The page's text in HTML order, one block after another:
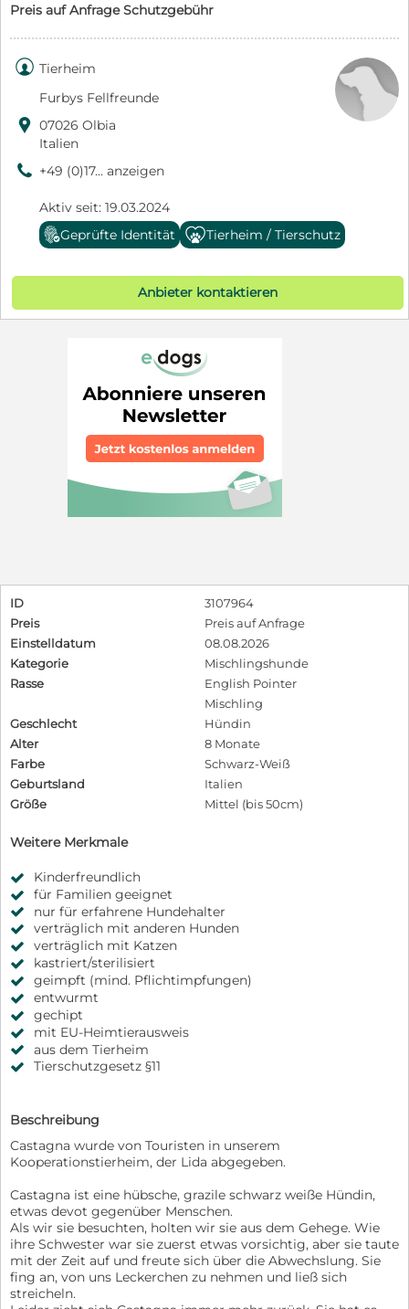
Preis auf Anfrage Schutzgebühr
 Tierheim
Furbys Fellfreunde
 07026 Olbia
Italien
9 +49 (0)17... anzeigen
Aktiv seit: 19.03.2024
Geprüfte Identität
Tierheim / Tierschutz
Anbieter kontaktieren
ID
3107964
Preis
Preis auf Anfrage
Einstelldatum
08.08.2026
Kategorie
Mischlingshunde
Rasse
English Pointer
Mischling
Geschlecht
Hündin
Alter
8 Monate
Farbe
Schwarz-Weiß
Geburtsland
Italien
Größe
Mittel (bis 50cm)
Weitere Merkmale
Kinderfreundlich
für Familien geeignet
nur für erfahrene Hundehalter
verträglich mit anderen Hunden
verträglich mit Katzen
kastriert/sterilisiert
geimpft (mind. Pflichtimpfungen)
entwurmt
gechipt
mit EU-Heimtierausweis
aus dem Tierheim
Tierschutzgesetz §11
Beschreibung
Castagna wurde von Touristen in unserem
Kooperationstierheim, der Lida abgegeben.
Castagna ist eine hübsche, grazile schwarz weiße Hündin,
etwas devot gegenüber Menschen.
Als wir sie besuchten, holten wir sie aus dem Gehege. Wie
ihre Schwester war sie zuerst etwas vorsichtig, aber sie taute
mit der Zeit auf und freute sich über die Abwechslung. Sie
fing an, von uns Leckerchen zu nehmen und ließ sich
streicheln.